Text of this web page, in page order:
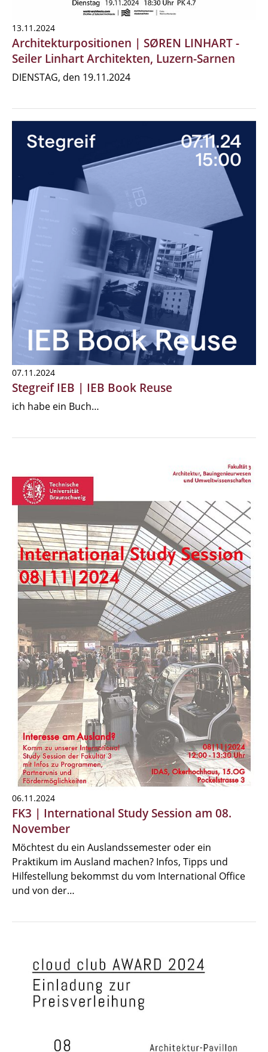
13.11.2024
Architekturpositionen | SØREN LINHART -
Seiler Linhart Architekten, Luzern-Sarnen
DIENSTAG, den 19.11.2024
07.11.2024
Stegreif IEB | IEB Book Reuse
ich habe ein Buch…
06.11.2024
FK3 | International Study Session am 08.
November
Möchtest du ein Auslandssemester oder ein
Praktikum im Ausland machen? Infos, Tipps und
Hilfestellung bekommst du vom International Office
und von der…